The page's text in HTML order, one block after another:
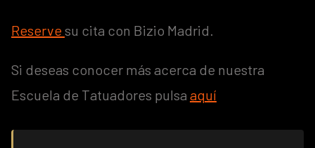
Reservesu cita con Bizio Madrid.
Si deseas conocer más acerca de nuestra
Escuela de Tatuadores pulsa aquí